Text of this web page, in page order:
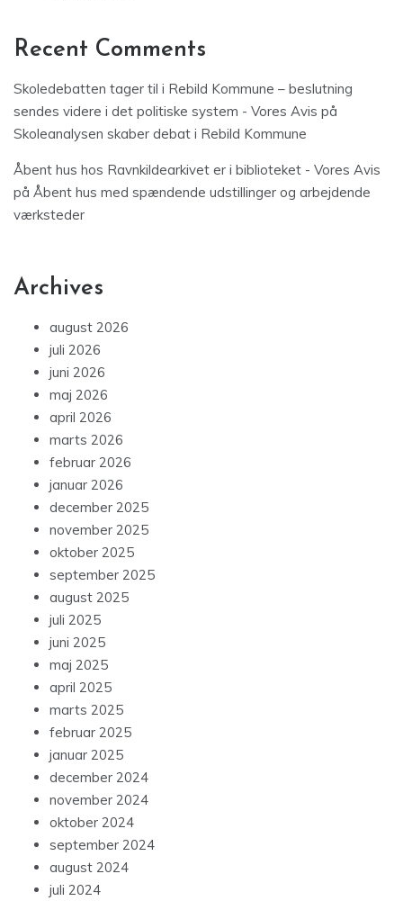
Recent Comments
Skoledebatten tager til i Rebild Kommune – beslutning
sendes videre i det politiske system - Vores Avis på
Skoleanalysen skaber debat i Rebild Kommune
Åbent hus hos Ravnkildearkivet er i biblioteket - Vores Avis
på Åbent hus med spændende udstillinger og arbejdende
værksteder
Archives
august 2026
juli 2026
juni 2026
maj 2026
april 2026
marts 2026
februar 2026
januar 2026
december 2025
november 2025
oktober 2025
september 2025
august 2025
juli 2025
juni 2025
maj 2025
april 2025
marts 2025
februar 2025
januar 2025
december 2024
november 2024
oktober 2024
september 2024
august 2024
juli 2024